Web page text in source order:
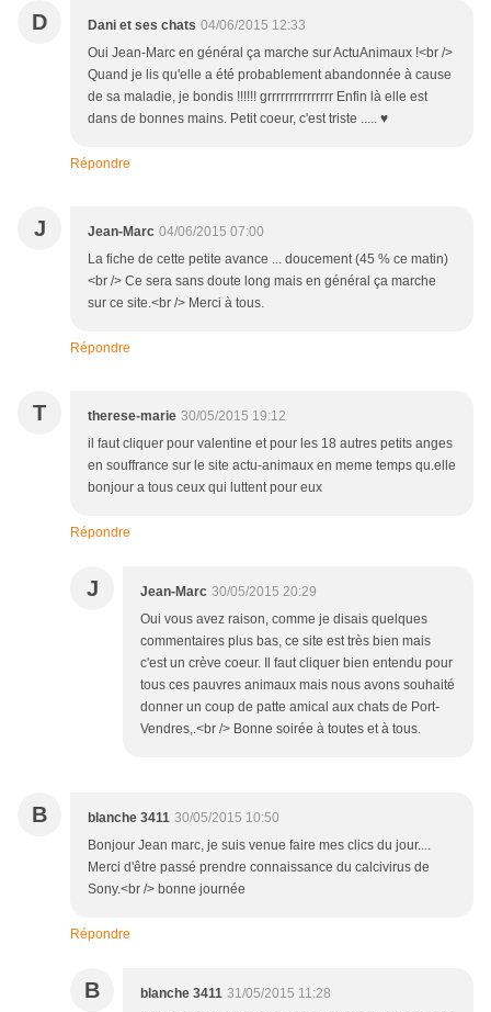
D Dani et ses chats 04/06/2015 12:33
Oui Jean-Marc en général ça marche sur ActuAnimaux !<br />
Quand je lis qu'elle a été probablement abandonnée à cause
de sa maladie, je bondis !!!!!! grrrrrrrrrrrrrrr Enfin là elle est
dans de bonnes mains. Petit coeur, c'est triste ..... ♥
Répondre
J Jean-Marc 04/06/2015 07:00
La fiche de cette petite avance ... doucement (45 % ce matin)
<br /> Ce sera sans doute long mais en général ça marche
sur ce site.<br /> Merci à tous.
Répondre
T therese-marie 30/05/2015 19:12
il faut cliquer pour valentine et pour les 18 autres petits anges
en souffrance sur le site actu-animaux en meme temps qu.elle
bonjour a tous ceux qui luttent pour eux
Répondre
J Jean-Marc 30/05/2015 20:29
Oui vous avez raison, comme je disais quelques
commentaires plus bas, ce site est très bien mais
c'est un crève coeur. Il faut cliquer bien entendu pour
tous ces pauvres animaux mais nous avons souhaité
donner un coup de patte amical aux chats de Port-
Vendres,.<br /> Bonne soirée à toutes et à tous.
B blanche 3411 30/05/2015 10:50
Bonjour Jean marc, je suis venue faire mes clics du jour....
Merci d'être passé prendre connaissance du calcivirus de
Sony.<br /> bonne journée
Répondre
B blanche 3411 31/05/2015 11:28